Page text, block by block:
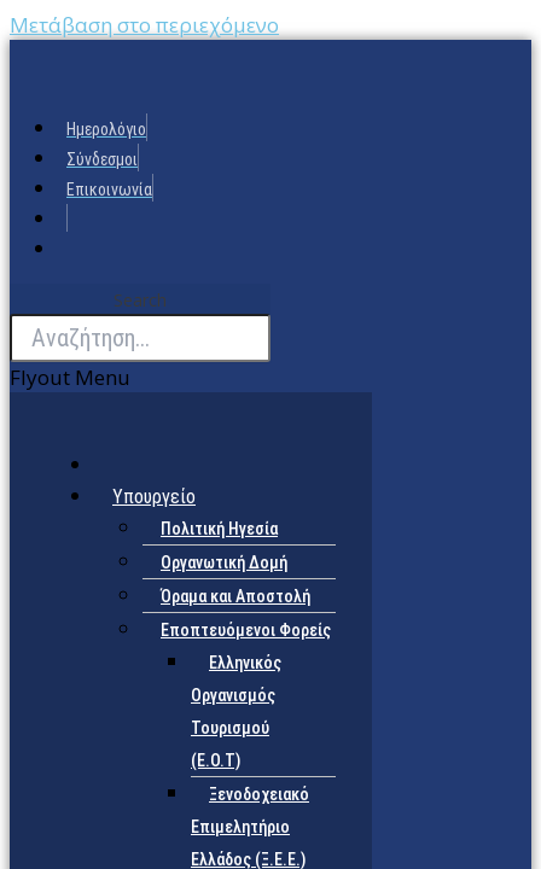
Μετάβαση στο περιεχόμενο
Ημερολόγιο
Σύνδεσμοι
Επικοινωνία
Search
Flyout Menu
Υπουργείο
Πολιτική Ηγεσία
Οργανωτική Δομή
Όραμα και Αποστολή
Εποπτευόμενοι Φορείς
Eλληνικός
Οργανισμός
Τουρισμού
(Ε.Ο.Τ)
Ξενοδοχειακό
Επιμελητήριο
Ελλάδος (Ξ.Ε.Ε.)